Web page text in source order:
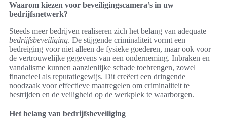
Waarom kiezen voor beveiligingscamera’s in uw
bedrijfsnetwerk?
Steeds meer bedrijven realiseren zich het belang van adequate
bedrijfsbeveiliging. De stijgende criminaliteit vormt een
bedreiging voor niet alleen de fysieke goederen, maar ook voor
de vertrouwelijke gegevens van een onderneming. Inbraken en
vandalisme kunnen aanzienlijke schade toebrengen, zowel
financieel als reputatiegewijs. Dit creëert een dringende
noodzaak voor effectieve maatregelen om criminaliteit te
bestrijden en de veiligheid op de werkplek te waarborgen.
Het belang van bedrijfsbeveiliging